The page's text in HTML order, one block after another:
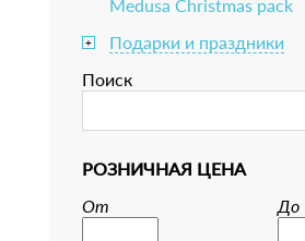
Medusa Christmas pack
+
Подарки и праздники
Поиск
РОЗНИЧНАЯ ЦЕНА
От
До